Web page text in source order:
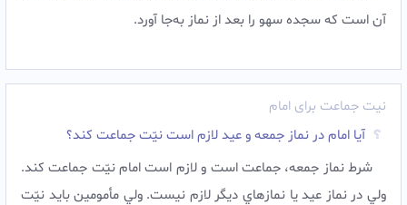
آن است كه سجده سهو را بعد از نماز به‌جا آورد.
نیت جماعت برای امام
آیا امام در نماز جمعه و عيد لازم است نيّت جماعت کند؟
شرط نماز جمعه، جماعت است و لازم است امام نيّت جماعت کند.
ولي در نماز عيد يا نمازهاي ديگر لازم نيست. ولي مأمومین بايد نيّت